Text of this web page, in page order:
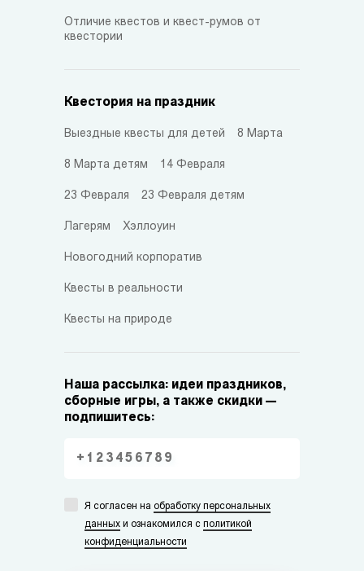
Отличие квестов и квест-румов от
квестории
Квестория на праздник
Выездные квесты для детей 8 Марта
8 Марта детям 14 Февраля
23 Февраля 23 Февраля детям
Лагерям Хэллоуин
Новогодний корпоратив
Квесты в реальности
Квесты на природе
Наша рассылка: идеи праздников,
сборные игры, а также скидки —
подпишитесь:
Я согласен на обработку персональных
данных и ознакомился с политикой
конфиденциальности